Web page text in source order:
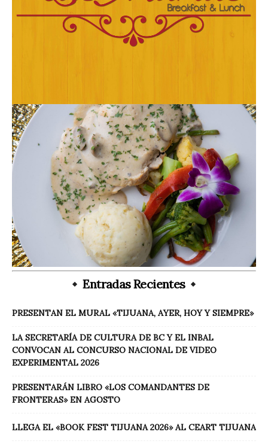
Entradas Recientes
PRESENTAN EL MURAL «TIJUANA, AYER, HOY Y SIEMPRE»
LA SECRETARÍA DE CULTURA DE BC Y EL INBAL
CONVOCAN AL CONCURSO NACIONAL DE VIDEO
EXPERIMENTAL 2026
PRESENTARÁN LIBRO «LOS COMANDANTES DE
FRONTERAS» EN AGOSTO
LLEGA EL «BOOK FEST TIJUANA 2026» AL CEART TIJUANA